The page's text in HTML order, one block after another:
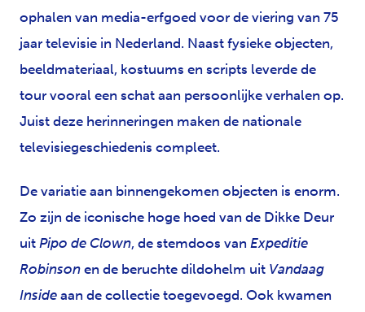
ophalen van media-erfgoed voor de viering van 75
jaar televisie in Nederland. Naast fysieke objecten,
beeldmateriaal, kostuums en scripts leverde de
tour vooral een schat aan persoonlijke verhalen op.
Juist deze herinneringen maken de nationale
televisiegeschiedenis compleet.
De variatie aan binnengekomen objecten is enorm.
Zo zijn de iconische hoge hoed van de Dikke Deur
uit Pipo de Clown, de stemdoos van Expeditie
Robinson en de beruchte dildohelm uit Vandaag
Inside aan de collectie toegevoegd. Ook kwamen